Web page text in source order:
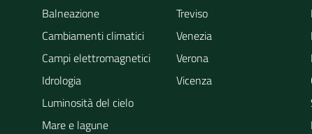
Balneazione
Cambiamenti climatici
Campi elettromagnetici
Idrologia
Luminosità del cielo
Mare e lagune
Treviso
Venezia
Verona
Vicenza